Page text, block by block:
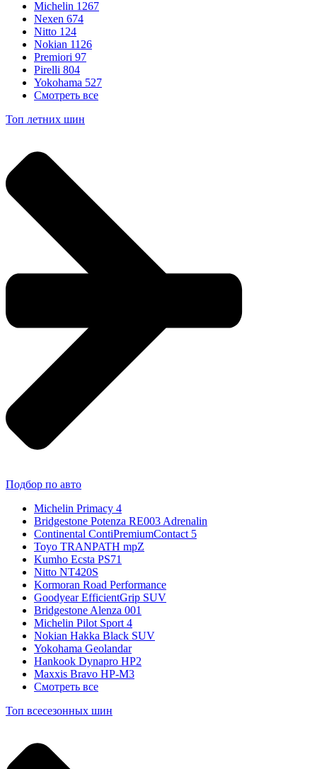
Michelin 1267
Nexen 674
Nitto 124
Nokian 1126
Premiori 97
Pirelli 804
Yokohama 527
Смотреть все
Топ летних шин
Подбор по авто
Michelin Primacy 4
Bridgestone Potenza RE003 Adrenalin
Continental ContiPremiumContact 5
Toyo TRANPATH mpZ
Kumho Ecsta PS71
Nitto NT420S
Kormoran Road Performance
Goodyear EfficientGrip SUV
Bridgestone Alenza 001
Michelin Pilot Sport 4
Nokian Hakka Black SUV
Yokohama Geolandar
Hankook Dynapro HP2
Maxxis Bravo HP-M3
Смотреть все
Топ всесезонных шин